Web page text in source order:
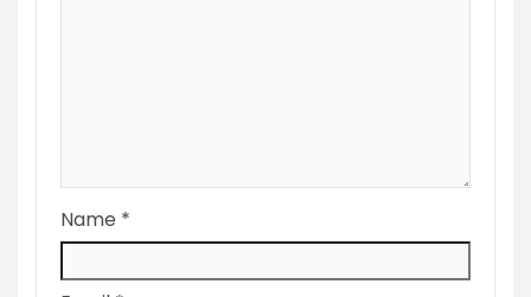
Name *